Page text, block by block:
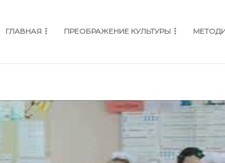
ГЛАВНАЯ ПРЕОБРАЖЕНИЕ КУЛЬТУРЫ